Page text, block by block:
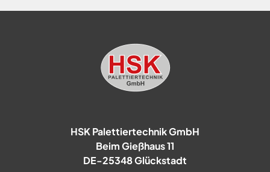
HSK Palettiertechnik GmbH
Beim Gießhaus 11
DE-25348 Glückstadt